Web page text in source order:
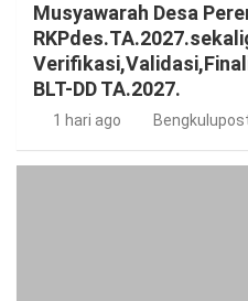
Musyawarah Desa
BLT-DD TA.2027.
1 hari ago